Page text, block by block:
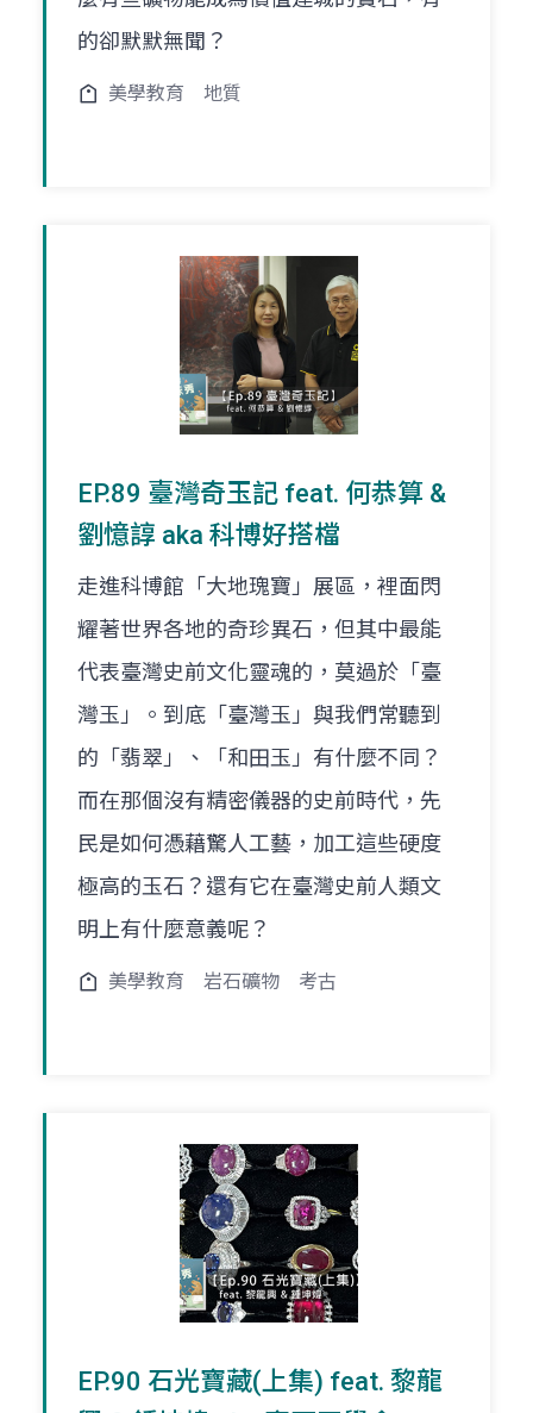
的卻默默無聞？
美學教育 地質
EP.89 臺灣奇玉記 feat. 何恭算 &
劉憶諄 aka 科博好搭檔
走進科博館「大地瑰寶」展區，裡面閃
耀著世界各地的奇珍異石，但其中最能
代表臺灣史前文化靈魂的，莫過於「臺
灣玉」。到底「臺灣玉」與我們常聽到
的「翡翠」、「和田玉」有什麼不同？
而在那個沒有精密儀器的史前時代，先
民是如何憑藉驚人工藝，加工這些硬度
極高的玉石？還有它在臺灣史前人類文
明上有什麼意義呢？
美學教育 岩石礦物 考古
EP.90 石光寶藏(上集) feat. 黎龍